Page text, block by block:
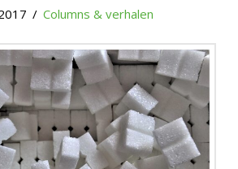
Columns & verhalen